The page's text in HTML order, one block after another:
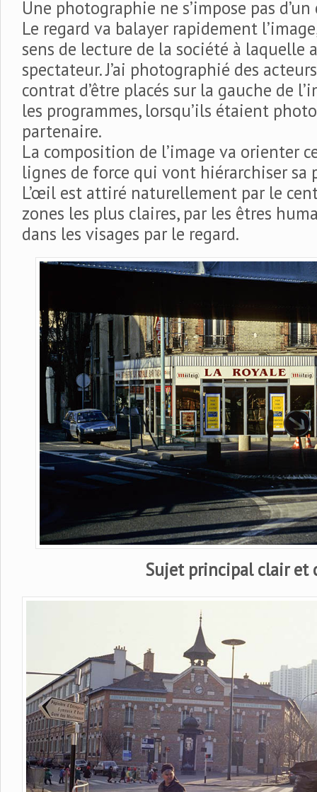
Une photographie ne s’impose pas
Le regard va balayer rapidement
sens de lecture de la société à laquelle
spectateur. J’ai photographié des
contrat d’être placés sur la gauche de
les programmes, lorsqu’ils étaient
partenaire.
La composition de l’image va orienter
lignes de force qui vont hiérarchiser sa
L’œil est attiré naturellement par le
zones les plus claires, par les êtres
dans les visages par le regard.
Sujet principal clair et